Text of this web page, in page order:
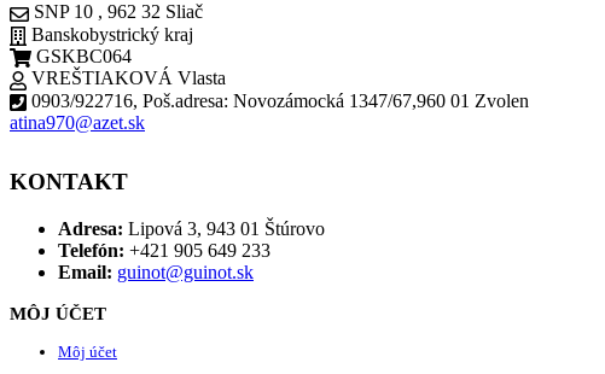
SNP 10 , 962 32 Sliač
Banskobystrický kraj
GSKBC064
VREŠTIAKOVÁ Vlasta
0903/922716, Poš.adresa: Novozámocká 1347/67,960 01 Zvolen
atina970@azet.sk
KONTAKT
Adresa: Lipová 3, 943 01 Štúrovo
Telefón: +421 905 649 233
Email: guinot@guinot.sk
MÔJ ÚČET
Môj účet